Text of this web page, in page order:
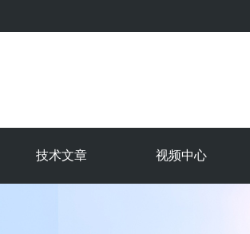
技术文章 视频中心